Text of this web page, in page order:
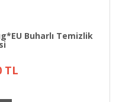
Buharlı Temizlik
TL